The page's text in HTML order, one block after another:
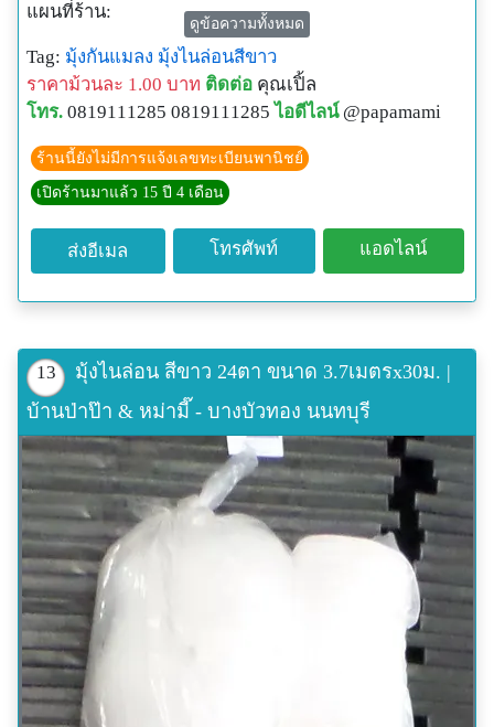
แผนที่ร้าน:
http://www.papamami.com/index.phplay=show&ac=arti
cle&Id=539360476
พิกัดGPSของร้าน:
N13o54' 12.3"
E100o24' 27.8"
ดูข้อความทั้งหมด
Tag: มุ้งกันแมลง มุ้งไนล่อนสีขาว
ราคาม้วนละ 1.00 บาท ติดต่อ คุณเปิ้ล
โทร. 0819111285 0819111285 ไอดีไลน์ @papamami
ร้านนี้ยังไม่มีการแจ้งเลขทะเบียนพานิชย์
เปิดร้านมาแล้ว 15 ปี 4 เดือน
ส่งอีเมล โทรศัพท์ แอดไลน์
13
มุ้งไนล่อน สีขาว 24ตา ขนาด 3.7เมตรx30ม. |
บ้านป่าป๊า & หม่ามี๊ - บางบัวทอง นนทบุรี